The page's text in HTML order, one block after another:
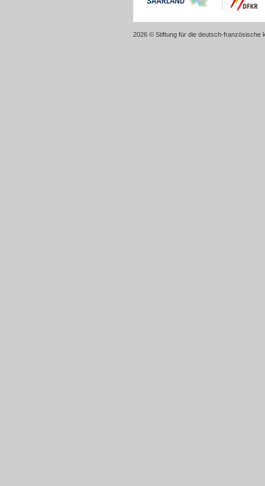
2026 © Stiftung für die deutsch-französische